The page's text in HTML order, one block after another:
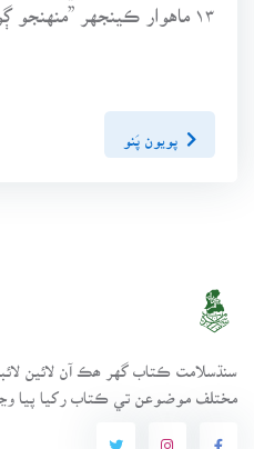
پويون پَنو
مختلف موضوعن تي ڪتاب رکيا پيا